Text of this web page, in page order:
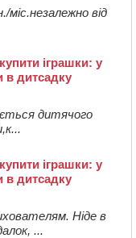
міс.незалежно від
іграшки: у
в дитсадку
дитячого
іграшки: у
в дитсадку
Ніде в
...